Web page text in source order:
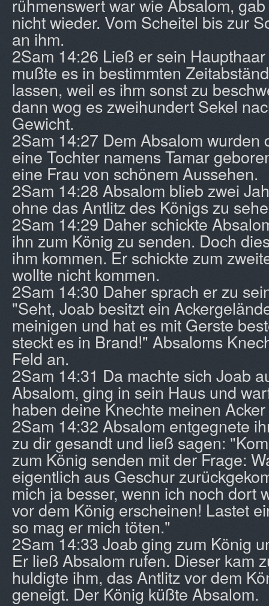
rühmenswert war wie Absalom,
nicht wieder. Vom Scheitel bis zur
an ihm.
2Sam 14:26 Ließ er sein
mußte es in bestimmten
lassen, weil es ihm sonst zu
dann wog es zweihundert Sekel
Gewicht.
2Sam 14:27 Dem Absalom wurden
eine Tochter namens Tamar
eine Frau von schönem Aussehen.
2Sam 14:28 Absalom blieb zwei
ohne das Antlitz des Königs zu
2Sam 14:29 Daher schickte
ihn zum König zu senden. Doch
ihm kommen. Er schickte zum
wollte nicht kommen.
2Sam 14:30 Daher sprach er zu
"Seht, Joab besitzt ein
meinigen und hat es mit Gerste
steckt es in Brand!" Absaloms
Feld an.
2Sam 14:31 Da machte sich Joab
Absalom, ging in sein Haus und
haben deine Knechte meinen
2Sam 14:32 Absalom entgegnete
zu dir gesandt und ließ sagen:
zum König senden mit der Frage:
eigentlich aus Geschur
mich ja besser, wenn ich noch dort
vor dem König erscheinen! Lastet
so mag er mich töten."
2Sam 14:33 Joab ging zum König
Er ließ Absalom rufen. Dieser kam
huldigte ihm, das Antlitz vor dem
geneigt. Der König küßte Absalom.